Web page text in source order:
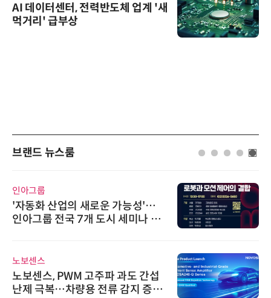
AI 데이터센터, 전력반도체 업계 '새
먹거리' 급부상
브랜드 뉴스룸
인아그룹
'자동화 산업의 새로운 가능성'…
인아그룹 전국 7개 도시 세미나 페
노보센스
노보센스, PWM 고주파 과도 간섭
난제 극복…차량용 전류 감지 증폭